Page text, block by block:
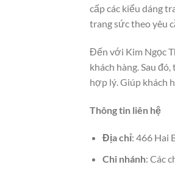
cấp các kiểu dáng
trang sức theo yêu
Đến với Kim Ngọc
khách hàng. Sau
hợp lý. Giúp khách
Thông tin liên hệ
Địa chỉ: 466 Hai
Chi nhánh: Các